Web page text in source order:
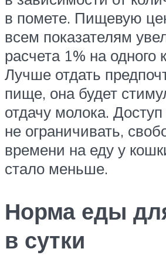
в помете. Пищевую
всем показателям
расчета 1% на одного
Лучше отдать
пище, она будет
отдачу молока.
не ограничивать,
времени на еду у
стало меньше.
Норма еды
в сутки